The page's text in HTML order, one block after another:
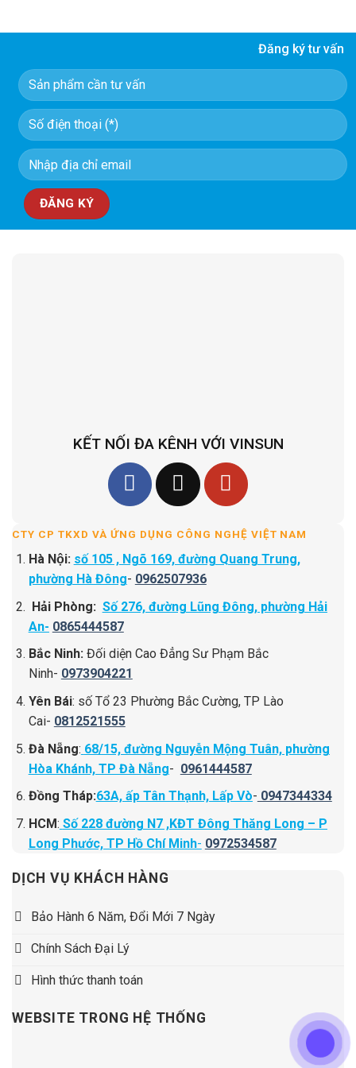
Đăng ký tư vấn
KẾT NỐI ĐA KÊNH VỚI VINSUN
CTY CP TKXD VÀ ỨNG DỤNG CÔNG NGHỆ VIỆT NAM
Hà Nội: số 105 , Ngõ 169, đường Quang Trung,
phường Hà Đông- 0962507936
Hải Phòng: Số 276, đường Lũng Đông, phường Hải
An- 0865444587
Bắc Ninh: Đối diện Cao Đẳng Sư Phạm Bắc
Ninh- 0973904221
Yên Bái: số Tổ 23 Phường Bắc Cường, TP Lào
Cai- 0812521555
Đà Nẵng: 68/15, đường Nguyễn Mộng Tuân, phường
Hòa Khánh, TP Đà Nẵng- 0961444587
Đồng Tháp:63A, ấp Tân Thạnh, Lấp Vò- 0947344334
HCM: Số 228 đường N7 ,KĐT Đông Thăng Long – P
Long Phước, TP Hồ Chí Minh- 0972534587
DỊCH VỤ KHÁCH HÀNG
Bảo Hành 6 Năm, Đổi Mới 7 Ngày
Chính Sách Đại Lý
Hình thức thanh toán
WEBSITE TRONG HỆ THỐNG